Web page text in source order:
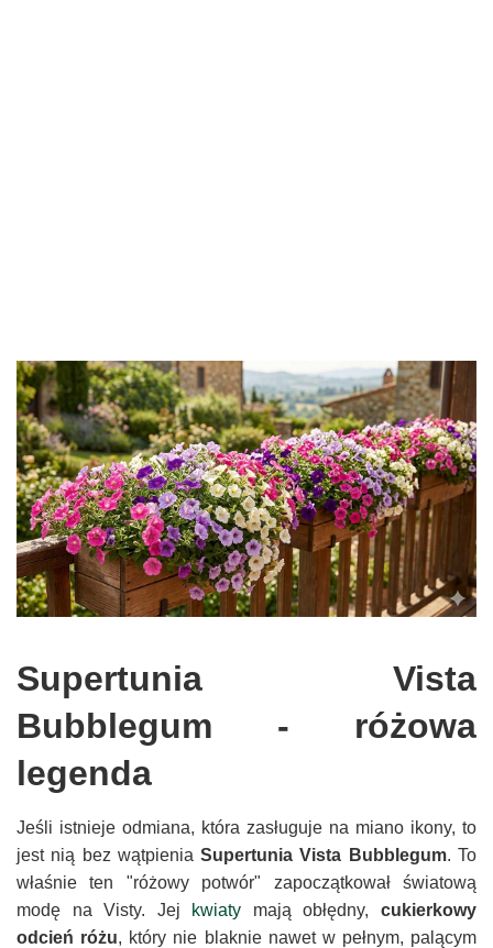
Supertunia Vista
Bubblegum - różowa
legenda
Jeśli istnieje odmiana, która zasługuje na miano ikony, to
jest nią bez wątpieniaSupertunia Vista Bubblegum. To
właśnie ten "różowy potwór" zapoczątkował światową
modę na Visty. Jej
kwiaty mają obłędny,cukierkowy
odcień różu, który nie blaknie nawet w pełnym, palącym